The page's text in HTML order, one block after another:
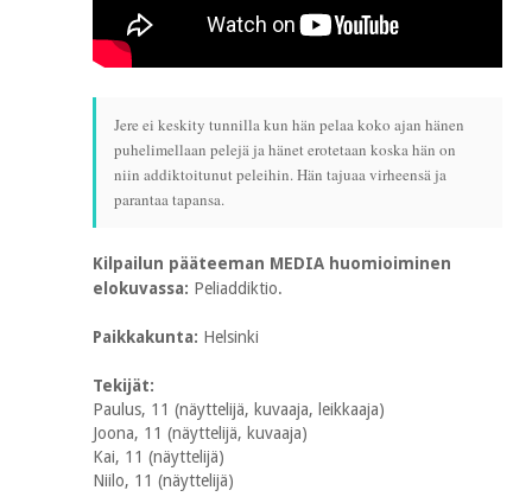
Jere ei keskity tunnilla kun hän pelaa koko ajan hänen
puhelimellaan pelejä ja hänet erotetaan koska hän on
niin addiktoitunut peleihin. Hän tajuaa virheensä ja
parantaa tapansa.
Kilpailun pääteeman MEDIA huomioiminen
elokuvassa: Peliaddiktio.
Paikkakunta: Helsinki
Tekijät:
Paulus, 11 (näyttelijä, kuvaaja, leikkaaja)
Joona, 11 (näyttelijä, kuvaaja)
Kai, 11 (näyttelijä)
Niilo, 11 (näyttelijä)